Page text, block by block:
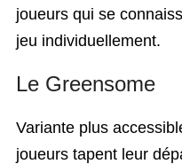
joueurs qui se
jeu individuellement.
Le Greensome
Variante plus
joueurs tapent leur